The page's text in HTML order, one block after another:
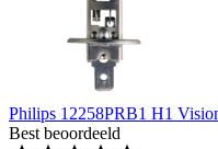
Philips 12258PRB1 H1
Best beoordeeld